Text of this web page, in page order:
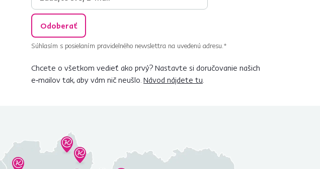
Odoberať
Súhlasím s posielaním pravidelného newslettra na uvedenú adresu.*
Chcete o všetkom vedieť ako prvý? Nastavte si doručovanie našich
e‑mailov tak, aby vám nič neušlo. Návod nájdete tu